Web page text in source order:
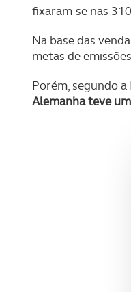
fixaram-se nas
Na base das
metas de
Porém, segundo
Alemanha teve